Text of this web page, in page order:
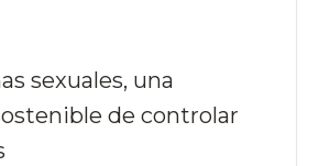
sexuales, una
de controlar